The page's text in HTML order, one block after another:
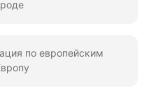
по европейским